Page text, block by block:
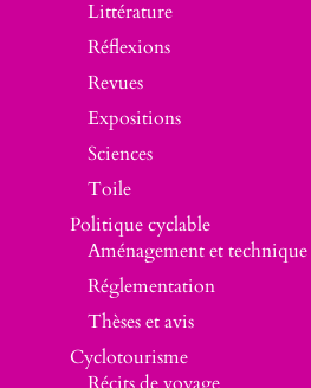
Littérature
Réflexions
Revues
Expositions
Sciences
Toile
Politique cyclable
Aménagement et technique
Réglementation
Thèses et avis
Cyclotourisme